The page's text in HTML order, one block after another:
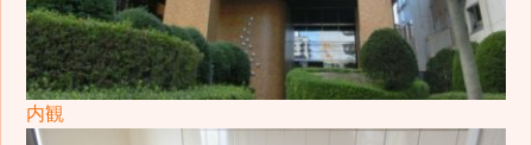
内観